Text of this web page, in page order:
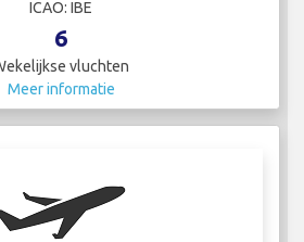
Wekelijkse vluchten
Meer informatie